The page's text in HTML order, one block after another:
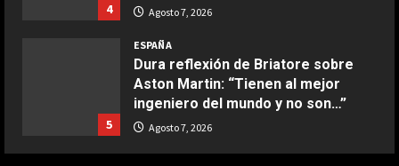
4 Agosto 7, 2026
5
ESPAÑA
Dura reflexión de Briatore sobre
Aston Martin: “Tienen al mejor
ingeniero del mundo y no son…”
Agosto 7, 2026
Ternera guisada con senderuelas
COCINA
Ensalada de habas y alcachofas con